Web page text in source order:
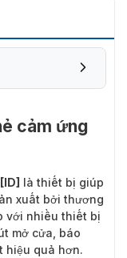
cảm ứng
là thiết bị giúp
xuất bởi thương
với nhiều thiết bị
mở cửa, báo
hiệu quả hơn.